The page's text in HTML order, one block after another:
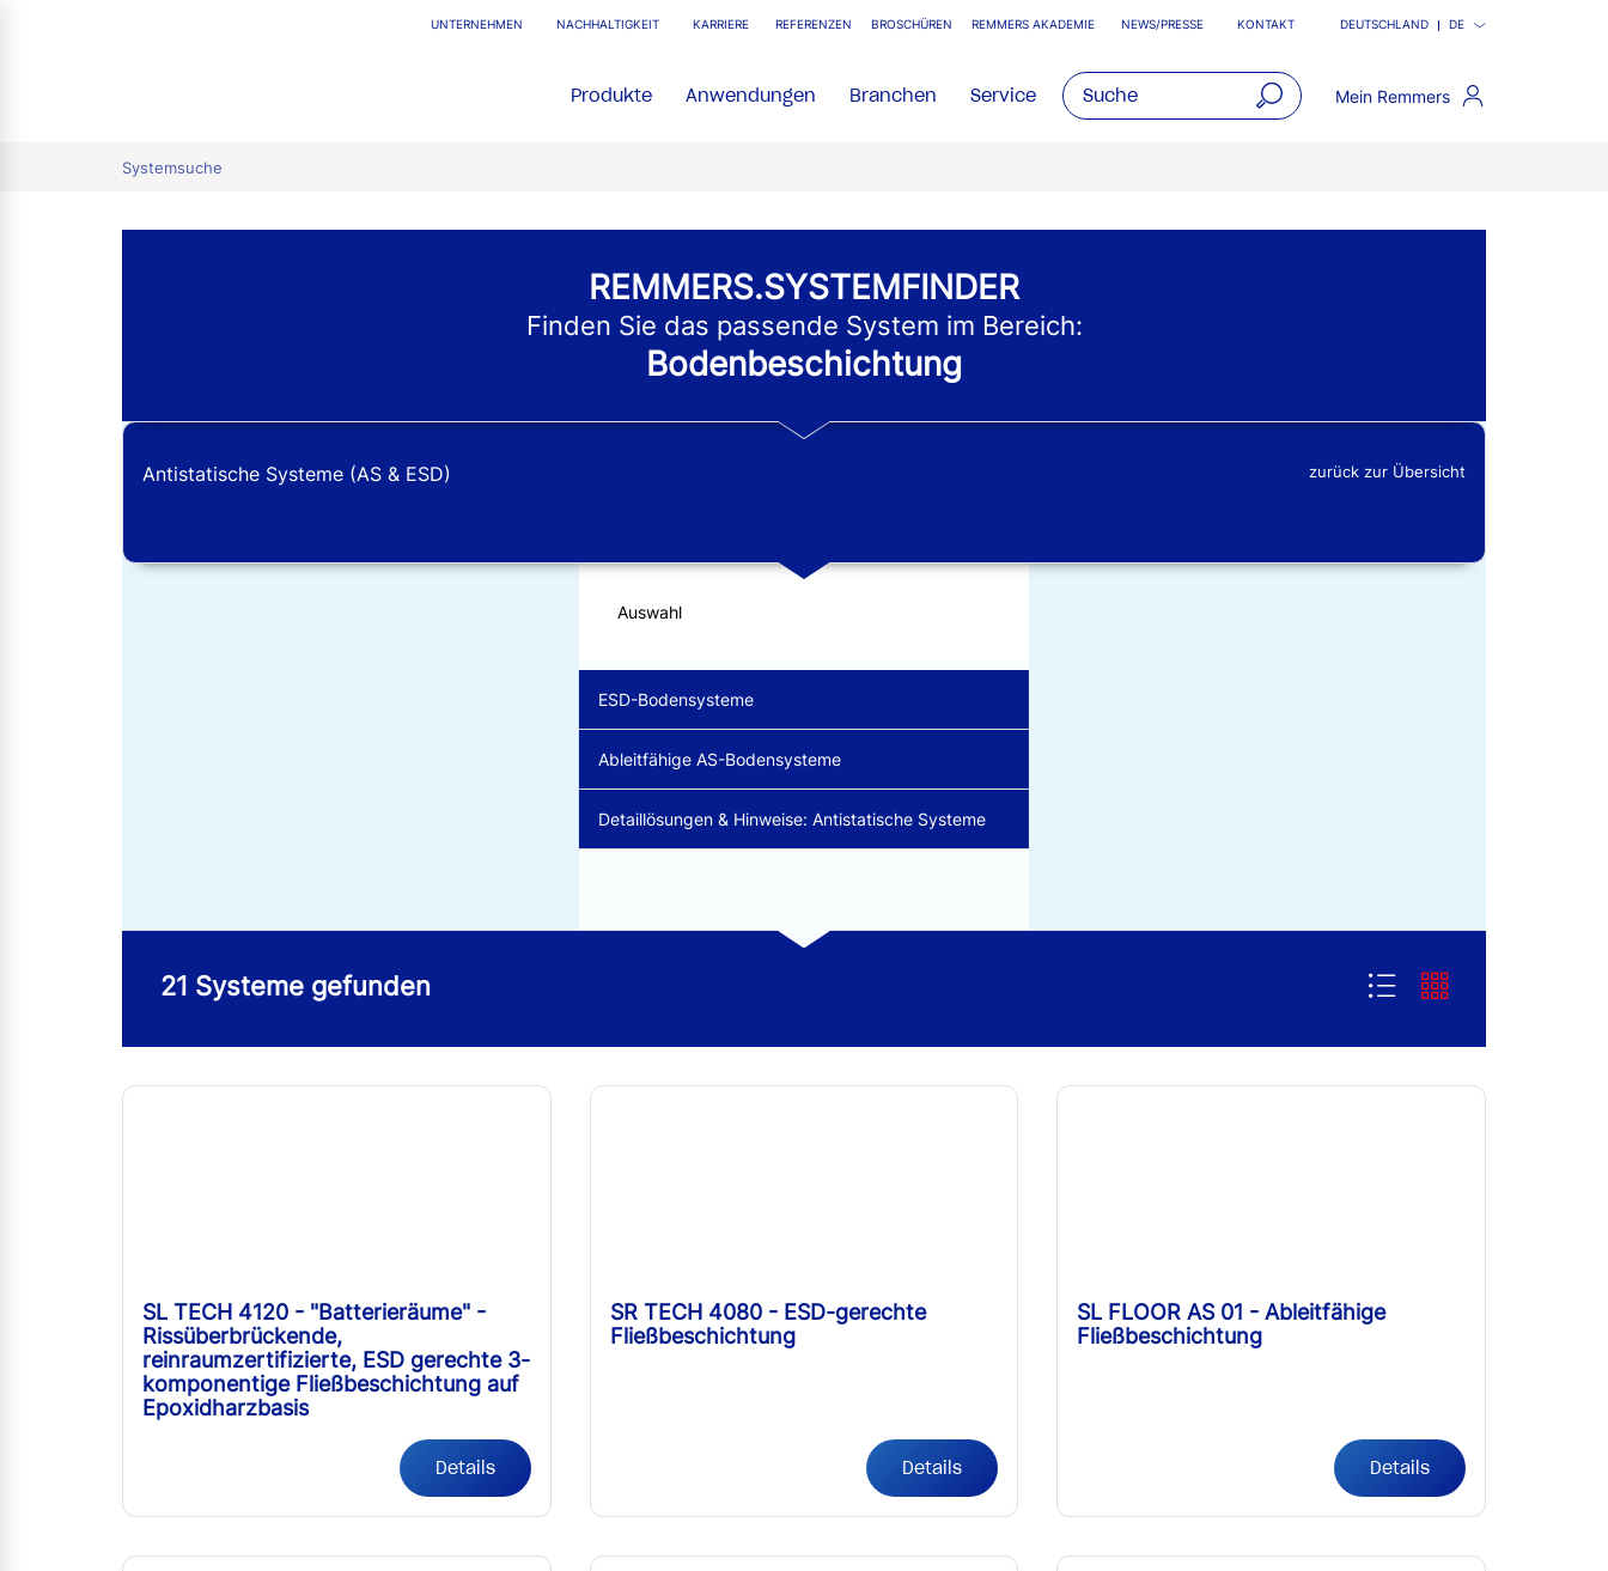
UNTERNEHMEN NACHHALTIGKEIT KARRIERE REFERENZEN BROSCHÜREN REMMERS AKADEMIE NEWS/PRESSE KONTAKT DEUTSCHLAND DE
Produkte Anwendungen Branchen Service Mein Remmers
Systemsuche
REMMERS.SYSTEMFINDER
Finden Sie das passende System im Bereich:
Bodenbeschichtung
Antistatische Systeme (AS & ESD) zurück zur Übersicht
Auswahl
ESD-Bodensysteme
Ableitfähige AS-Bodensysteme
Detaillösungen & Hinweise: Antistatische Systeme
21 Systeme gefunden
SL TECH 4120 - "Batterieräume" -
Rissüberbrückende,
reinraumzertifizierte, ESD gerechte 3-
komponentige Fließbeschichtung auf
Epoxidharzbasis
Details
SR TECH 4080 - ESD-gerechte
Fließbeschichtung
Details
SL FLOOR AS 01 - Ableitfähige
Fließbeschichtung
Details